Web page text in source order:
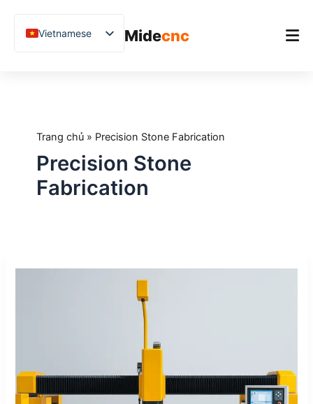
Midecnc
Ứng dụng
Blog
Nghiên cứu điển hình
Vietnamese
English
Arabic
Japanese
Trang chủ» Precision Stone Fabrication
Precision Stone
Fabrication
gì?